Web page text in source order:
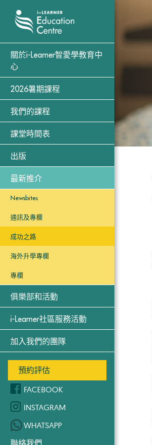
關於i-Learner智愛學教育中
心
2026暑期課程
我們的課程
課堂時間表
出版
最新推介
Newsbites
通訊及專欄
成功之路
海外升學專欄
專欄
俱樂部和活動
i-Learner社區服務活動
加入我們的團隊
預約評估
FACEBOOK
INSTAGRAM
WHATSAPP